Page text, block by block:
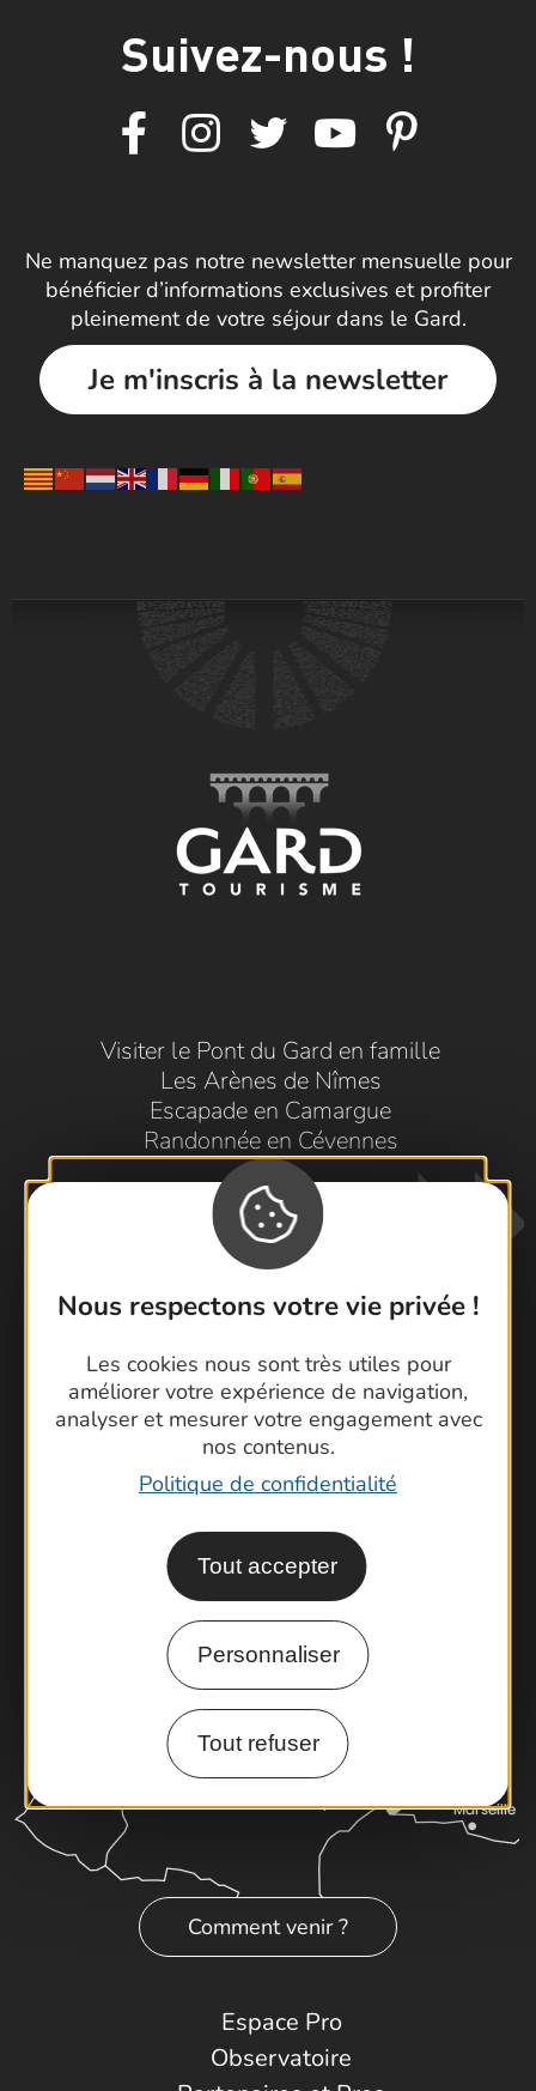
Nous respectons votre vie privée !
Les cookies nous sont très utiles pour
améliorer votre expérience de navigation,
analyser et mesurer votre engagement avec
nos contenus.
Politique de confidentialité
Tout accepter
Personnaliser
Tout refuser
Suivez-nous !
Ne manquez pas notre newsletter mensuelle pour
bénéficier d’informations exclusives et profiter
pleinement de votre séjour dans le Gard.
Je m'inscris à la newsletter
Visiter le Pont du Gard en famille
Les Arènes de Nîmes
Escapade en Camargue
Randonnée en Cévennes
Contactez-nous !
Foire aux questions
Brochures
Cartoguides et Topoguides
Latitude Gard
Comment venir ?
Espace Pro
Observatoire